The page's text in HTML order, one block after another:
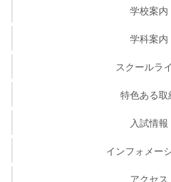
学校案内
学科案内
スクールラ
特色ある取
入試情報
インフォメー
アクセス